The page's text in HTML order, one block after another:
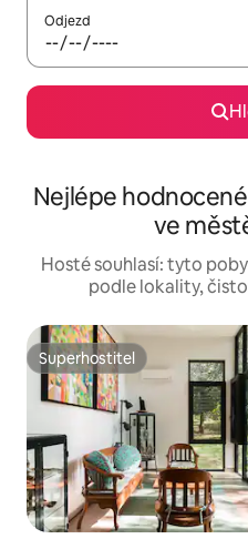
Odjezd
Nejlépe
ve
Hosté souhlasí: tyto
podle lokality,
Superhostitel
Superhostitel